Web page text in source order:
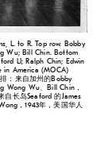
L. to R. Top row. Bobby
Wu; Bill Chin. Bottom
LI; Ralph Chin; Edwin
in America (MOCA)
：来自加州的Bobby
Wong Wu、Bill Chin，
自长岛Seaford 的James
，1943年，美国华人